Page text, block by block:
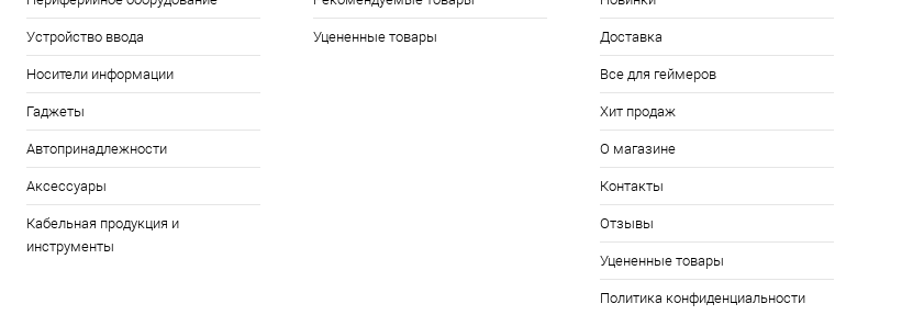
Устройство ввода
Носители информации
Гаджеты
Автопринадлежности
Аксессуары
Кабельная продукция и
инструменты
Уцененные товары Доставка
Все для геймеров
Хит продаж
О магазине
Контакты
Отзывы
Уцененные товары
Политика конфиденциальности